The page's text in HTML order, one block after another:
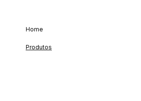
Home
Produtos